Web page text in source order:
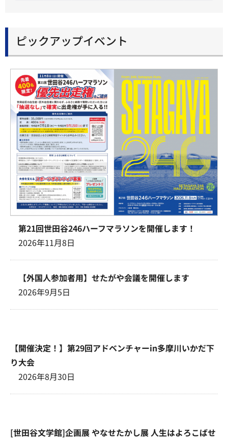
ピックアップイベント
第21回世田谷246ハーフマラソンを開催します！
2026年11月8日
【外国人参加者用】せたがや会議を開催します
2026年9月5日
【開催決定！】第29回アドベンチャーin多摩川いかだ下
り大会
2026年8月30日
[世田谷文学館]企画展 やなせたかし展 人生はよろこばせ